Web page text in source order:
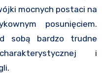
mocnych postaci na
posunięciem.
sobą bardzo trudne
i